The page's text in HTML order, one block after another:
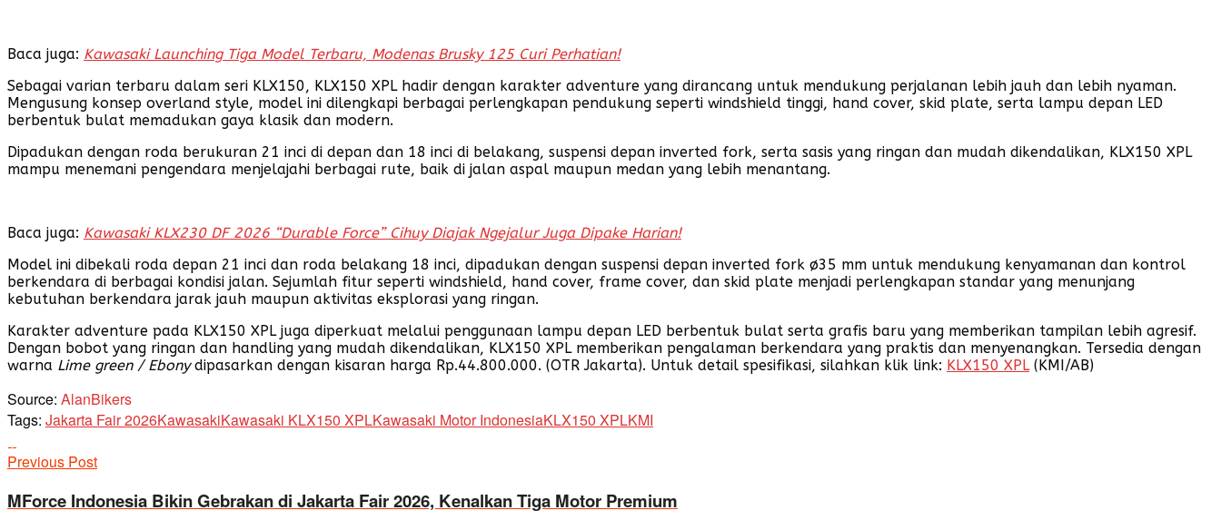
Baca juga: Kawasaki Launching Tiga Model Terbaru, Modenas Brusky 125 Curi Perhatian!
Sebagai varian terbaru dalam seri KLX150, KLX150 XPL hadir dengan karakter adventure yang dirancang untuk mendukung perjalanan lebih jauh dan lebih nyaman.
Mengusung konsep overland style, model ini dilengkapi berbagai perlengkapan pendukung seperti windshield tinggi, hand cover, skid plate, serta lampu depan LED
berbentuk bulat memadukan gaya klasik dan modern.
Dipadukan dengan roda berukuran 21 inci di depan dan 18 inci di belakang, suspensi depan inverted fork, serta sasis yang ringan dan mudah dikendalikan, KLX150 XPL
mampu menemani pengendara menjelajahi berbagai rute, baik di jalan aspal maupun medan yang lebih menantang.
Baca juga: Kawasaki KLX230 DF 2026 “Durable Force” Cihuy Diajak Ngejalur Juga Dipake Harian!
Model ini dibekali roda depan 21 inci dan roda belakang 18 inci, dipadukan dengan suspensi depan inverted fork ø35 mm untuk mendukung kenyamanan dan kontrol
berkendara di berbagai kondisi jalan. Sejumlah fitur seperti windshield, hand cover, frame cover, dan skid plate menjadi perlengkapan standar yang menunjang
kebutuhan berkendara jarak jauh maupun aktivitas eksplorasi yang ringan.
Karakter adventure pada KLX150 XPL juga diperkuat melalui penggunaan lampu depan LED berbentuk bulat serta grafis baru yang memberikan tampilan lebih agresif.
Dengan bobot yang ringan dan handling yang mudah dikendalikan, KLX150 XPL memberikan pengalaman berkendara yang praktis dan menyenangkan. Tersedia dengan
warna Lime green / Ebonydipasarkan dengan kisaran harga Rp.44.800.000. (OTR Jakarta). Untuk detail spesifikasi, silahkan klik link: KLX150 XPL(KMI/AB)
Source: AlanBikers
Tags: Jakarta Fair 2026KawasakiKawasaki KLX150 XPLKawasaki Motor IndonesiaKLX150 XPLKMI
Previous Post
MForce Indonesia Bikin Gebrakan di Jakarta Fair 2026, Kenalkan Tiga Motor Premium